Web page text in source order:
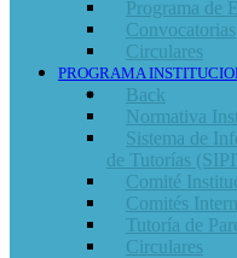
Programa de
Convocatorias
Circulares
PROGRAMA
Back
Normativa
Sistema de
de Tutorías
Comité
Comités
Tutoría de
Circulares